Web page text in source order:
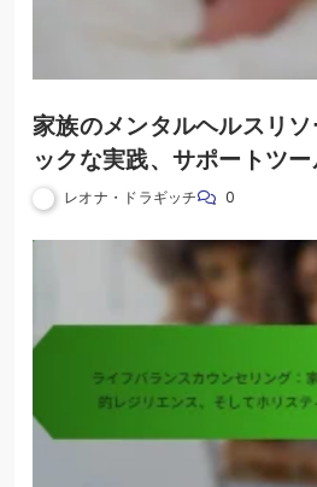
家族のメンタルヘルスリ
ックな実践、サポートツ
ウェルビーイング戦略
レオナ・ドラギッチ 0